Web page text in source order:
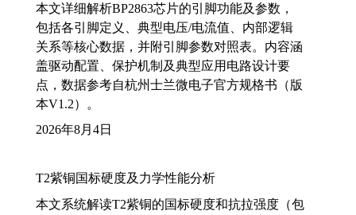
本文详细解析BP2863芯片的引脚功能及参数，
包括各引脚定义、典型电压/电流值、内部逻辑
关系等核心数据，并附引脚参数对照表。内容涵
盖驱动配置、保护机制及典型应用电路设计要
点，数据参考自杭州士兰微电子官方规格书（版
本V1.2）。
2026年8月4日
T2紫铜国标硬度及力学性能分析
本文系统解读T2紫铜的国标硬度和抗拉强度（包